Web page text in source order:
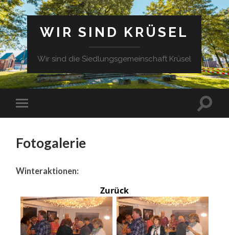
WIR SIND KRÜSEL
Wir sind die Siedlungsgemeinschaft Krüsel
Fotogalerie
Winteraktionen:
Zurück